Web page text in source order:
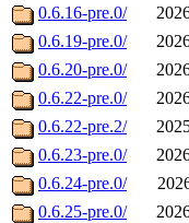
0.6.16-pre.0/
0.6.19-pre.0/
0.6.20-pre.0/
0.6.22-pre.0/
0.6.22-pre.2/
0.6.23-pre.0/
0.6.24-pre.0/
0.6.25-pre.0/